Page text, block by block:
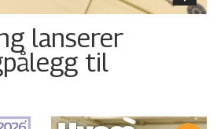
lanserer
til